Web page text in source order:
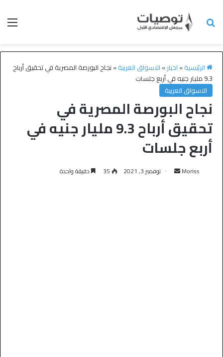
الرئيسية» اخبار» الاسواق العربية» نجاح البورصة المصرية في تحقيق أرباح
9.3 مليار جنيه في أربع جلسات
الاسواق العربية
نجاح البورصة المصرية في
تحقيق أرباح 9.3 مليار جنيه في
أربع جلسات
Moriss نوفمبر 3, 2021 35 دقيقة واحدة